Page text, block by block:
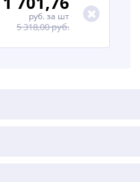
руб. за шт
5 318,00 руб.